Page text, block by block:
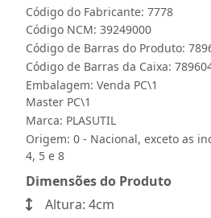
Código do Fabricante: 7778
Código NCM: 39249000
Código de Barras do Produto:
Código de Barras da Caixa:
Embalagem: Venda PC\1
Master PC\1
Marca: PLASUTIL
Origem: 0 - Nacional, exceto as
4, 5 e 8
Dimensões do Produto
Altura: 4cm